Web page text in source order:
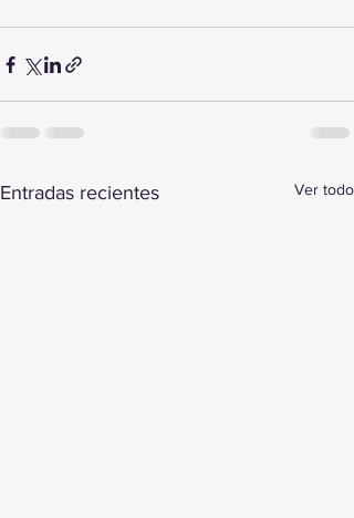
Entradas recientes Ver todo